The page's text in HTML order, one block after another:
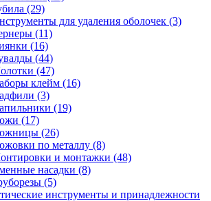
(29)
для удаления оболочек (3)
(11)
(16)
(44)
(47)
клейм (16)
(3)
(19)
(17)
(26)
по металлу (8)
и монтажки (48)
насадки (8)
(5)
инструменты и принадлежности